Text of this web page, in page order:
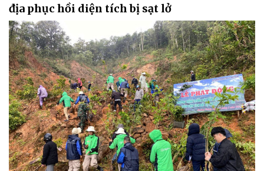
địa phục hồi diện tích bị sạt lở